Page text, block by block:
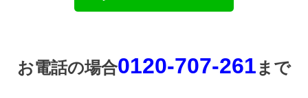
お電話の場合0120-707-261まで